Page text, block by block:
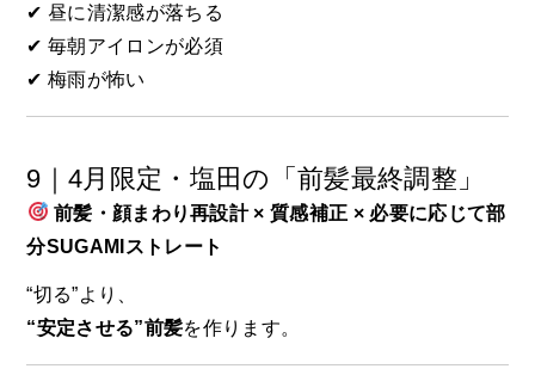
✔ 昼に清潔感が落ちる
✔ 毎朝アイロンが必須
✔ 梅雨が怖い
9｜4月限定・塩田の「前髪最終調整」
前髪・顔まわり再設計 × 質感補正 × 必要に応じて部
分SUGAMIストレート
“切る”より、
“安定させる”前髪を作ります。